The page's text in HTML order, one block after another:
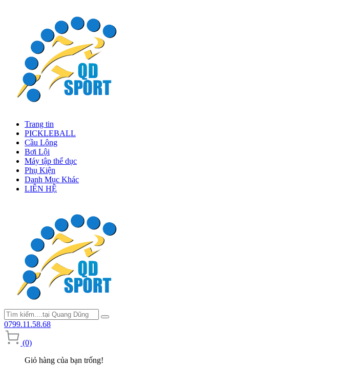
Trang tin
PICKLEBALL
Cầu Lông
Bơi Lội
Máy tập thể dục
Phụ Kiện
Danh Mục Khác
LIÊN HỆ
0799.11.58.68
(0)
Giỏ hàng của bạn trống!